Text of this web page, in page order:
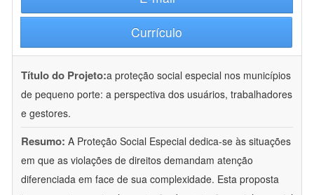
Currículo
Título do Projeto:a proteção social especial nos municípios
de pequeno porte: a perspectiva dos usuários, trabalhadores
e gestores.
Resumo: A Proteção Social Especial dedica-se às situações
em que as violações de direitos demandam atenção
diferenciada em face de sua complexidade. Esta proposta